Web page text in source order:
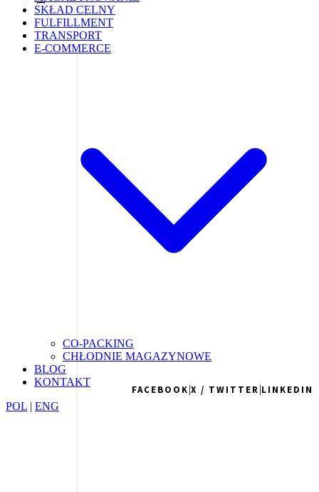
SKŁAD CELNY
FULFILLMENT
TRANSPORT
E-COMMERCE
CO-PACKING
CHŁODNIE MAGAZYNOWE
BLOG
KONTAKT
POL | ENG
FACEBOOK|X / TWITTER|LINKEDIN